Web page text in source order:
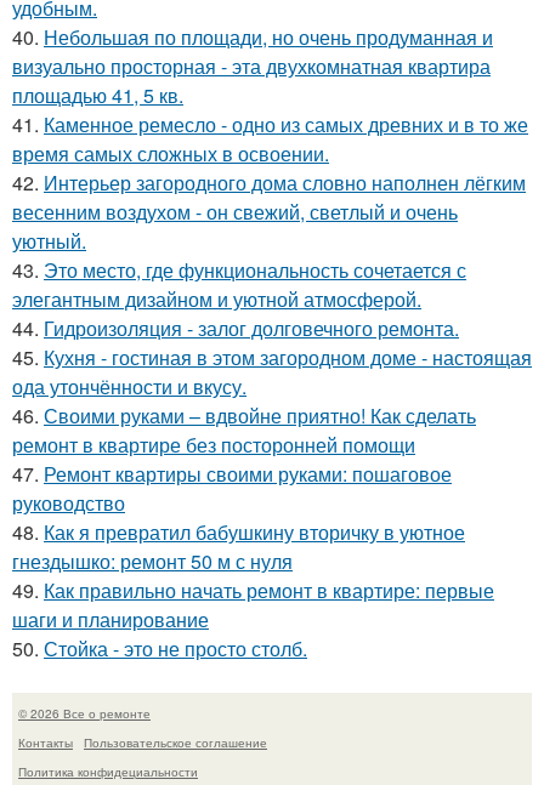
удобным.
40. Небольшая по площади, но очень продуманная и
визуально просторная - эта двухкомнатная квартира
площадью 41, 5 кв.
41. Каменное ремесло - одно из самых древних и в то же
время самых сложных в освоении.
42. Интерьер загородного дома словно наполнен лёгким
весенним воздухом - он свежий, светлый и очень
уютный.
43. Это место, где функциональность сочетается с
элегантным дизайном и уютной атмосферой.
44. Гидроизоляция - залог долговечного ремонта.
45. Кухня - гостиная в этом загородном доме - настоящая
ода утончённости и вкусу.
46. Своими руками – вдвойне приятно! Как сделать
ремонт в квартире без посторонней помощи
47. Ремонт квартиры своими руками: пошаговое
руководство
48. Как я превратил бабушкину вторичку в уютное
гнездышко: ремонт 50 м с нуля
49. Как правильно начать ремонт в квартире: первые
шаги и планирование
50. Стойка - это не просто столб.
© 2026 Все о ремонте
Контакты
Пользовательское соглашение
Политика конфидециальности